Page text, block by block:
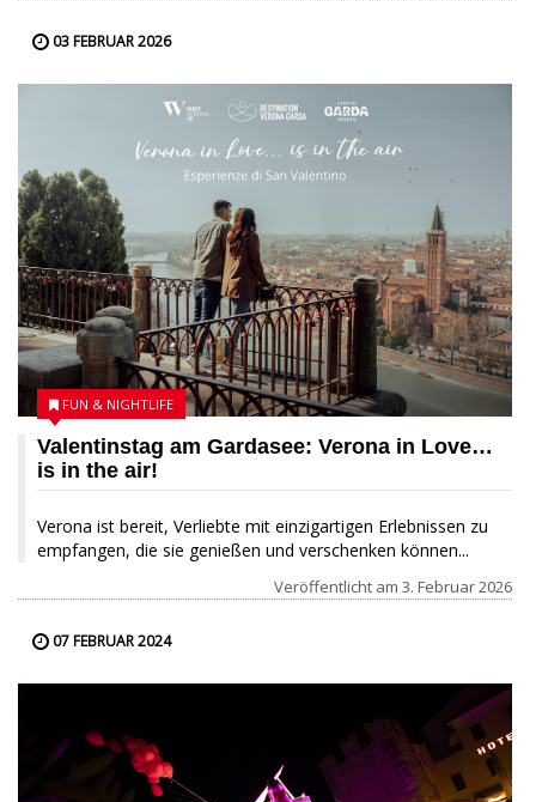
03 FEBRUAR 2026
Valentinstag am Gardasee: Verona in Love…
is in the air!
Verona ist bereit, Verliebte mit einzigartigen Erlebnissen zu
empfangen, die sie genießen und verschenken können...
FUN & NIGHTLIFE
Veröffentlicht am 3. Februar 2026
07 FEBRUAR 2024